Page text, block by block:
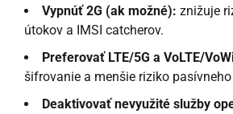
Vypnúť 2G (ak možné): znižuje
útokov a IMSI catcherov.
Preferovať LTE/5G a VoLTE/
šifrovanie a menšie riziko
Deaktivovať nevyužité služby